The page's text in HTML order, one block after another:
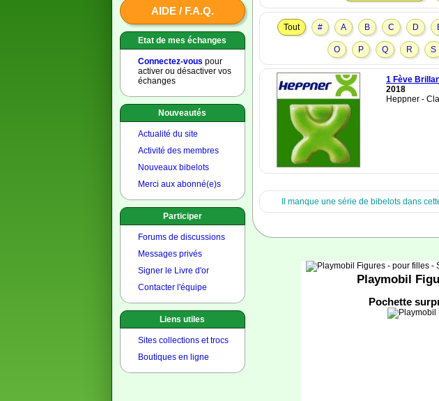
AIDE / F.A.Q.
Etat de mes échanges
Connectez-vous pour
activer ou désactiver vos
échanges
Nouveautés
Actualité du site
Activité des membres
Nouveaux bibelots
Merci aux abonné(e)s
Participer
Forums de discussions
Messages privés
Signer le Livre d'or
Contacter l'équipe
Liens utiles
Sites collections et trocs
Boutiques en ligne
Tout # A B C D
O P Q R S
1 Fève
2018
Heppner -
Il manque une série de bibelots dans
Playmobil
Pochette